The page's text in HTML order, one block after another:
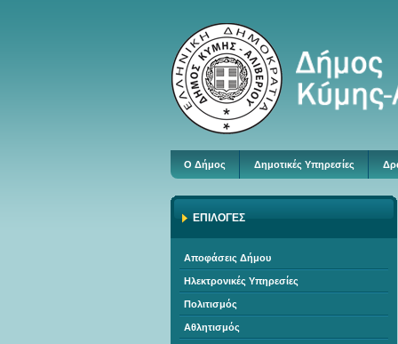
Ο Δήμος Δημοτικές Υπηρεσίες
ΕΠΙΛΟΓΕΣ
Αποφάσεις Δήμου
Ηλεκτρονικές Υπηρεσίες
Πολιτισμός
Αθλητισμός